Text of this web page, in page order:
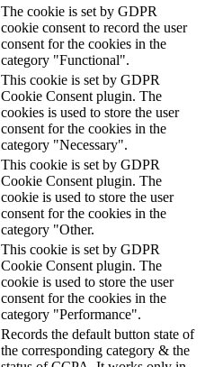
The cookie is set by GDPR
cookie consent to record the user
consent for the cookies in the
category "Functional".
This cookie is set by GDPR
Cookie Consent plugin. The
cookies is used to store the user
consent for the cookies in the
category "Necessary".
This cookie is set by GDPR
Cookie Consent plugin. The
cookie is used to store the user
consent for the cookies in the
category "Other.
This cookie is set by GDPR
Cookie Consent plugin. The
cookie is used to store the user
consent for the cookies in the
category "Performance".
Records the default button state of
the corresponding category & the